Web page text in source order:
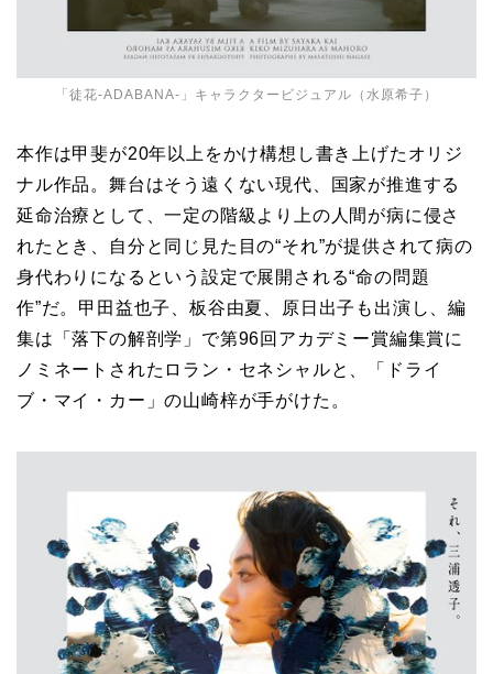
「徒花-ADABANA-」キャラクタービジュアル（水原希子）
本作は甲斐が20年以上をかけ構想し書き上げたオリジ
ナル作品。舞台はそう遠くない現代、国家が推進する
延命治療として、一定の階級より上の人間が病に侵さ
れたとき、自分と同じ見た目の“それ”が提供されて病の
身代わりになるという設定で展開される“命の問題
作”だ。 甲田益也子、板谷由夏、
原日出子も出演し、編
集は「落下の解剖学」で第96回アカデミー賞編集賞に
ノミネートされたロラン・セネシャルと、「ドライ
ブ・マイ・カー」の山崎梓が手がけた。